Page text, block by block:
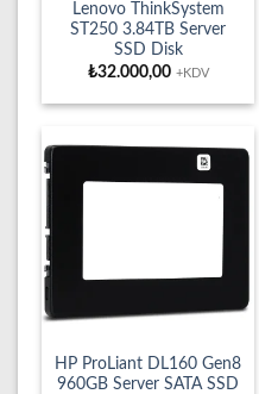
Lenovo ThinkSystem
ST250 3.84TB Server
SSD Disk
₺32.000,00 +KDV
HP ProLiant DL160 Gen8
960GB Server SATA SSD